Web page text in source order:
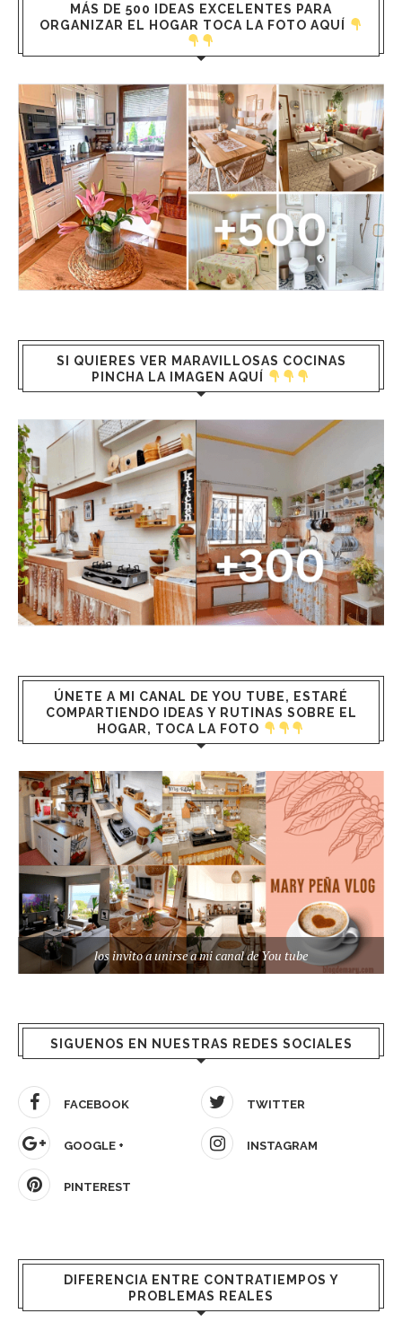
MÁS DE 500 IDEAS EXCELENTES PARA
ORGANIZAR EL HOGAR TOCA LA FOTO AQUÍ
SI QUIERES VER MARAVILLOSAS COCINAS
PINCHA LA IMAGEN AQUÍ
ÚNETE A MI CANAL DE YOU TUBE, ESTARÉ
COMPARTIENDO IDEAS Y RUTINAS SOBRE EL
HOGAR, TOCA LA FOTO
los invito a unirse a mi canal de You tube
SIGUENOS EN NUESTRAS REDES SOCIALES
FACEBOOK TWITTER
GOOGLE + INSTAGRAM
PINTEREST
DIFERENCIA ENTRE CONTRATIEMPOS Y
PROBLEMAS REALES